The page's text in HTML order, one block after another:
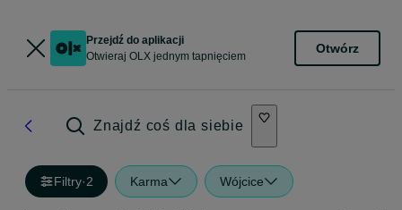
Przejdź do aplikacji
Otwieraj OLX jednym tapnięciem
Otwórz
Znajdź coś dla siebie
Filtry·2 Karma Wójcice